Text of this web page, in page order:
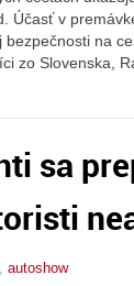
Účasť v
na
zo Slovenska,
sa
autoshow